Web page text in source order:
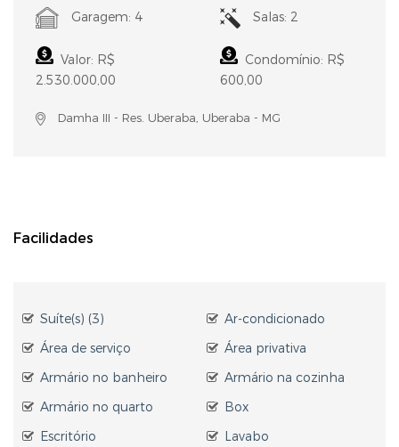
Garagem: 4 Salas: 2
Valor: R$
2.530.000,00
Condomínio: R$
600,00
Damha III - Res. Uberaba, Uberaba - MG
Facilidades
Suíte(s) (3)
Ar-condicionado
Área de serviço
Área privativa
Armário no banheiro
Armário na cozinha
Armário no quarto
Box
Escritório
Lavabo